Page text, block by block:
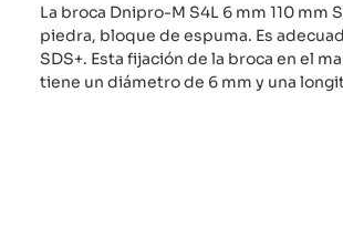
La broca Dnipro-M S4L 6 mm 110
piedra, bloque de espuma. Es
SDS+. Esta fijación de la broca en el
tiene un diámetro de 6 mm y una